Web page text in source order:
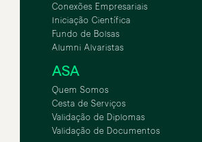
Conexões Empresariais
Iniciação Científica
Fundo de Bolsas
Alumni Alvaristas
ASA
Quem Somos
Cesta de Serviços
Validação de Diplomas
Validação de Documentos